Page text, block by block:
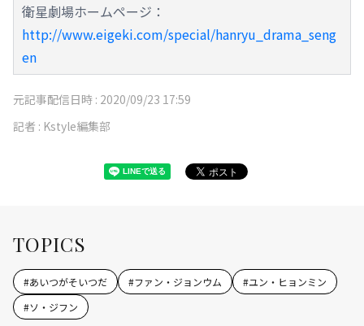
衛星劇場ホームページ：
http://www.eigeki.com/special/hanryu_drama_seng
en
元記事配信日時 : 2020/09/23 17:59
記者 : Kstyle編集部
TOPICS
#あいつがそいつだ #ファン・ジョンウム #ユン・ヒョンミン
#ソ・ジフン